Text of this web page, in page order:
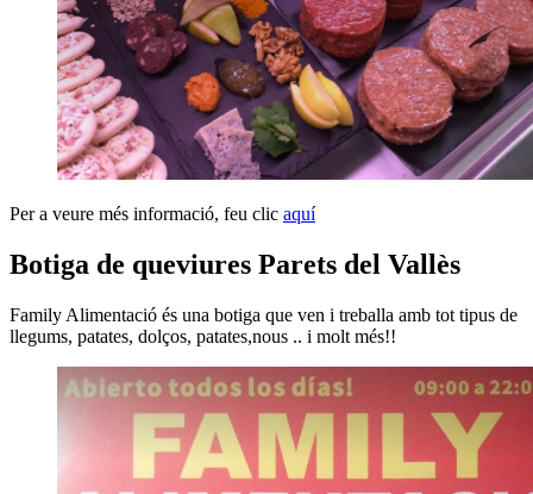
Per a veure més informació, feu clic aquí
Botiga de queviures Parets del Vallès
Family Alimentació és una botiga que ven i treballa amb tot tipus de
llegums, patates, dolços, patates,nous .. i molt més!!